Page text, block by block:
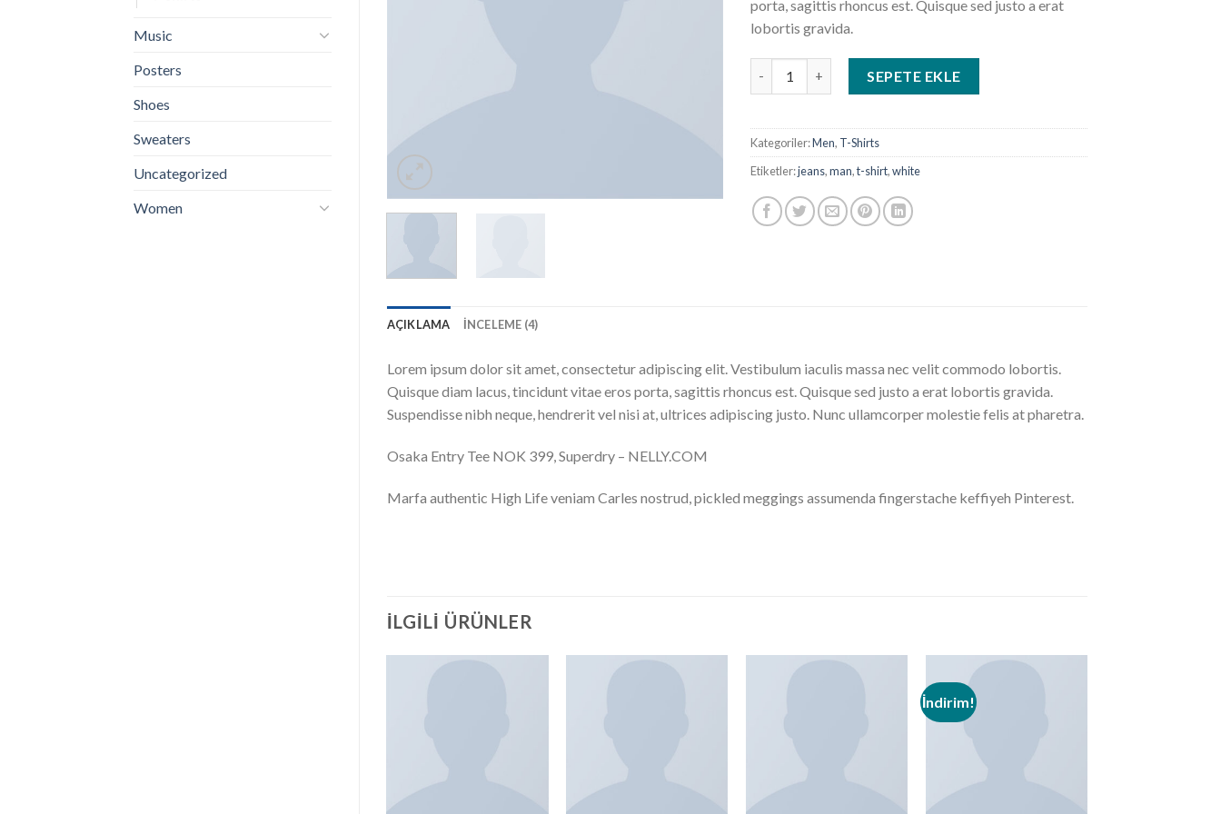
Music
Posters
Shoes
Sweaters
Uncategorized
Women
porta, sagittis rhoncus est. Quisque sed justo a erat
lobortis gravida.
SEPETE EKLE
Kategoriler:Men, T-Shirts
Etiketler:jeans,man,t-shirt,white
AÇIKLAMA İNCELEME (4)
Lorem ipsum dolor sit amet, consectetur adipiscing elit. Vestibulum iaculis massa nec velit commodo lobortis.
Quisque diam lacus, tincidunt vitae eros porta, sagittis rhoncus est. Quisque sed justo a erat lobortis gravida.
Suspendisse nibh neque, hendrerit vel nisi at, ultrices adipiscing justo. Nunc ullamcorper molestie felis at pharetra.
Osaka Entry Tee NOK 399, Superdry – NELLY.COM
Marfa authentic High Life veniam Carles nostrud, pickled meggings assumenda fingerstache keffiyeh Pinterest.
İLGILI ÜRÜNLER
İndirim!